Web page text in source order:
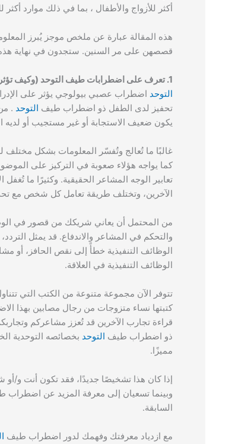
أكثر للأزواج والأطفال ، بما في ذلك موارد
هذه المقالة عبارة عن ملخص موجز يُبرز
قصصهن على مر السنين. ستجدون في نهاية هذه
1. تعرف على اضطرابات طيف التوحد (وكيف تؤثر اضطرابات طيف التوحد على شريكك)
التوحد اضطراب عصبي بيولوجي يؤثر على
تحفيز لدى الطفل ذو اضطراب طيف التوحد .
يكون ضعيف الاستجابة أو غير مستجيب أو لديه
غالبًا ما تُعالج وتُفسّر المعلومات بشكل
كما يواجه هؤلاء صعوبة في التركيز على
تعابير الوجه المشاعر الحقيقية. وكثيرًا ما
الآخرين، وتختلف طريقة تعامل كل شخص مع
من المحتمل أن يعاني شريكك من قصور في
والتحكم في المشاعر والاندفاع. قد يمثل
الوظائف التنفيذية خطأً إلى نقص الحافز،
الوظائف التنفيذية في العلاقة.
تتوفر الآن مجموعة متنوعة من الكتب التي
كتبتها نساء متزوجات من رجال مصابين بهذا
قراءة تجارب الآخرين قد تُعزز مشاعركم
ذو اضطراب طيف التوحد بخصائصه التوحدية
مميزًا.
إذا كان هذا تشخيصًا جديدًا، فقد تكون أنت و/
وبينما تسعيان إلى معرفة المزيد عن اضطراب
السابقة.
مع ازدياد معرفتك وفهمك لدور اضطراب طيف